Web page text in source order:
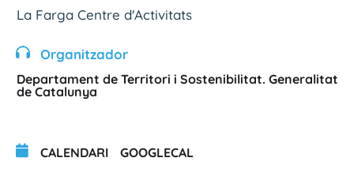
La Farga Centre d'Activitats
Organitzador
Departament de Territori i Sostenibilitat. Generalitat
de Catalunya
CALENDARI GOOGLECAL